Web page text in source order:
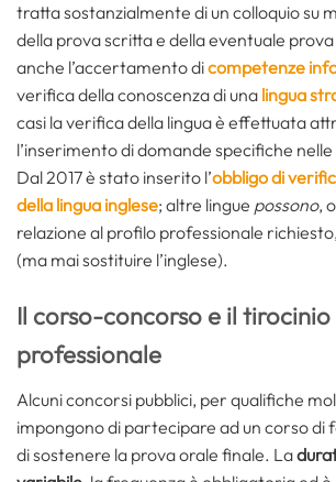
tratta sostanzialmente di un colloquio su
della prova scritta e della eventuale
anche l’accertamento dicompetenze
verifica della conoscenza di una lingua
casi la verifica della lingua è effettuata
l’inserimento di domande specifiche
Dal 2017 è stato inserito l’obbligo di
della lingua inglese; altre lingue possono,
relazione al profilo professionale
(ma mai sostituire l’inglese).
Il corso-concorso e il tirocinio
professionale
Alcuni concorsi pubblici, per qualifiche
impongono di partecipare ad un corso di
di sostenere la prova orale finale. La